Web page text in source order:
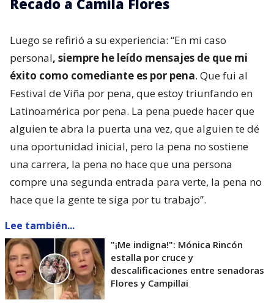
Luego se refirió a su experiencia: “En mi caso
personal, siempre he leído mensajes de que mi
éxito como comediante es por pena. Que fui al
Festival de Viña por pena, que estoy triunfando en
Latinoamérica por pena. La pena puede hacer que
alguien te abra la puerta una vez, que alguien te dé
una oportunidad inicial, pero la pena no sostiene
una carrera, la pena no hace que una persona
compre una segunda entrada para verte, la pena no
hace que la gente te siga por tu trabajo”.
Lee también...
"¡Me indigna!": Mónica Rincón
estalla por cruce y
descalificaciones entre senadoras
Flores y Campillai